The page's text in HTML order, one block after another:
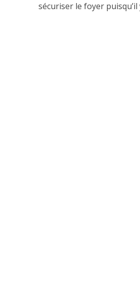
sécuriser le foyer puisqu’il